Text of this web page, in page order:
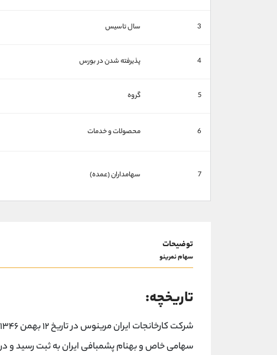
3 سال تاسیس
4 پذیرفته شدن در بورس
5 گروه
6 محصولات و خدمات
7 سهامداران (عمده)
توضیحات
سهام نمرینو
تاریخچه: